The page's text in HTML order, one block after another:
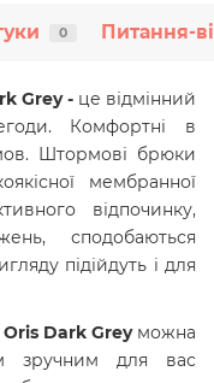
0 Питання-
Grey - це відмінний
Комфортні в
Штормові брюки
мембранної
відпочинку,
сподобаються
підійдуть і для
Dark Grey можна
зручним для вас